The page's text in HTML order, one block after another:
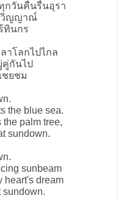
กวันคืนรื่นอุรา
วิญญาณ์
ทินกร
าโลกไปไกล
คู่กันไป
ชยชม
the blue sea.
palm tree,
sundown.
sunbeam
heart's dream
sundown.